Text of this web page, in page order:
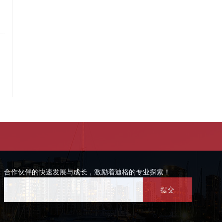
合作伙伴的快速发展与成长，激励着迪格的专业探索！